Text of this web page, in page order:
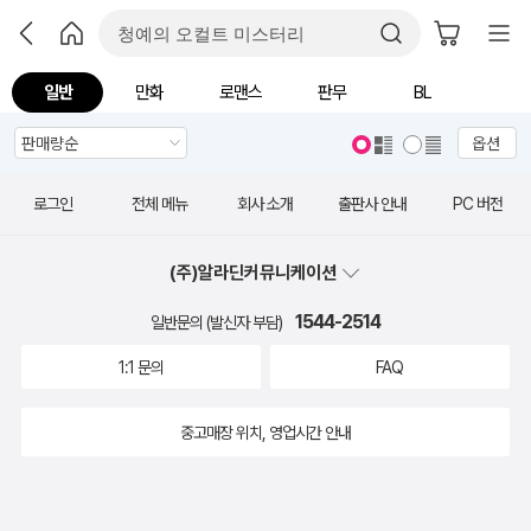
일반 만화 로맨스 판무 BL
옵션
로그인 전체 메뉴 회사 소개 출판사 안내 PC 버전
(주)알라딘커뮤니케이션
일반문의 (발신자 부담) 1544-2514
1:1 문의 FAQ
중고매장 위치, 영업시간 안내